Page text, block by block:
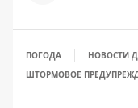
ПОГОДА НОВОСТИ
ШТОРМОВОЕ